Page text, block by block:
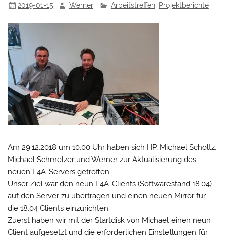
2019-01-15 Werner Arbeitstreffen, Projektberichte
Am 29.12.2018 um 10:00 Uhr haben sich HP, Michael Scholtz,
Michael Schmelzer und Werner zur Aktualisierung des
neuen L4A-Servers getroffen.
Unser Ziel war den neun L4A-Clients (Softwarestand 18.04)
auf den Server zu übertragen und einen neuen Mirror für
die 18.04 Clients einzurichten.
Zuerst haben wir mit der Startdisk von Michael einen neun
Client aufgesetzt und die erforderlichen Einstellungen für